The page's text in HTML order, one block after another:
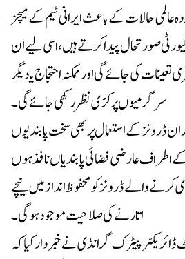
عالمی حالات کے باعث ایرانی ٹیم کے میچز
صورتحال پیدا کرتے ہیں، اسی لیے ان
تعینات کی جائے گی اور ممکنہ احتجاج یا دیگر
سرگرمیوں پر کڑی نظر رکھی جائے گی۔
ڈرونز کے استعمال پر بھی سخت پابندیوں
اطراف عارضی فضائی پابندیاں نافذ ہوں
والے ڈرونز کو محفوظ انداز میں نیچے
اتارنے کی صلاحیت موجود ہوگی۔
پیٹرک گرانڈی نے خبردار کیا کہ